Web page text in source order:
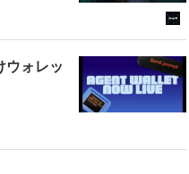
ウォレッ